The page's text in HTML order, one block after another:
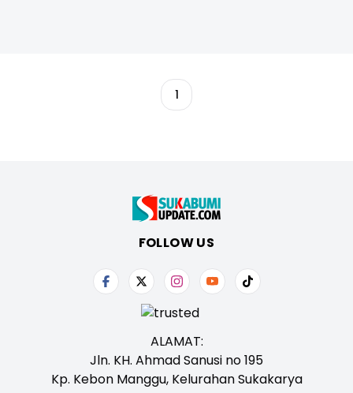
1
FOLLOW US
ALAMAT:
Jln. KH. Ahmad Sanusi no 195
Kp. Kebon Manggu, Kelurahan Sukakarya